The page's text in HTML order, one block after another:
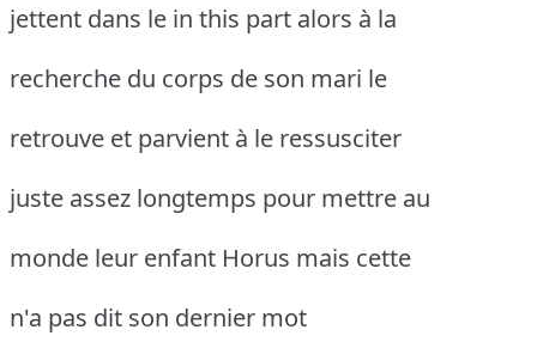
jettent dans le in this part alors à la
recherche du corps de son mari le
retrouve et parvient à le ressusciter
juste assez longtemps pour mettre au
monde leur enfant Horus mais cette
n'a pas dit son dernier mot